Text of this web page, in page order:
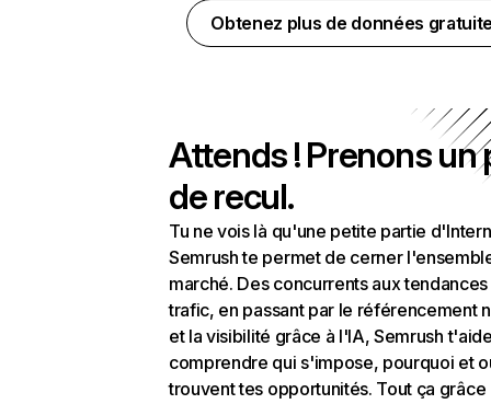
Obtenez plus de données
Attends ! Prenons un
de recul.
Tu ne vois là qu'une petite partie
Semrush te permet de cerner
marché. Des concurrents aux
trafic, en passant par le référencement
et la visibilité grâce à l'IA, Semrush
comprendre qui s'impose, pourquoi et
trouvent tes opportunités. Tout ça grâce